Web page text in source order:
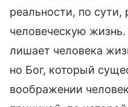
реальности, по сути,
человеческую
лишает человека
но Бог, который
воображении